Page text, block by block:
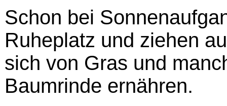
Schon bei
Ruheplatz und ziehen
sich von Gras und
Baumrinde ernähren.